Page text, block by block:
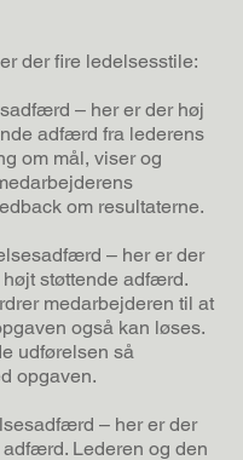
der fire ledelsesstile:
– her er der høj
adfærd fra lederens
om mål, viser og
om resultaterne.
– her er der
støttende adfærd.
medarbejderen til at
også kan løses.
udførelsen så
opgaven.
– her er der
Lederen og den